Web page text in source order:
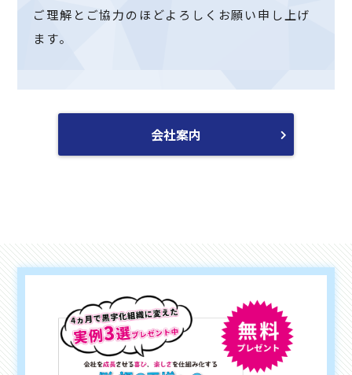
ご理解とご協力のほどよろしくお願い申し上げ
ます。
会社案内